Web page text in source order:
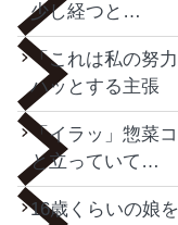
少し経つと…
「これは私の努
ハッとする主張
「イラッ」惣菜
と立っていて…
16歳くらいの娘